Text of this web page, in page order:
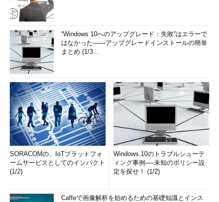
“Windows 10へのアップグレード：失敗”はエラーで
はなかった――アップグレードインストールの簡単
まとめ (1/3...
SORACOMの、IoTプラットフォ
ームサービスとしてのインパクト
(1/2)
Windows 10のトラブルシューテ
ィング事例──未知のポリシー設
定を探せ！ (1/2)
Caffeで画像解析を始めるための基礎知識とインス